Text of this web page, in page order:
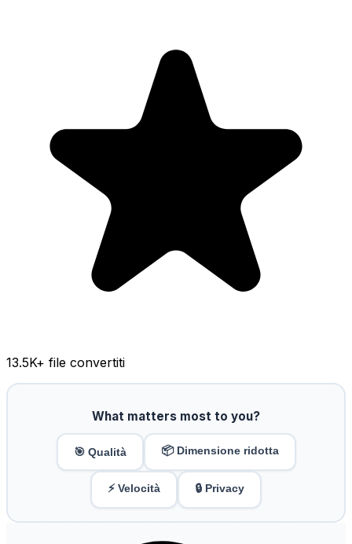
13.5K+ file convertiti
What matters most to you?
🎯 Qualità 📦 Dimensione ridotta
⚡ Velocità 🔒 Privacy